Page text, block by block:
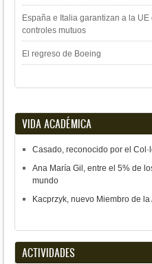
España e Italia garantizan a la
controles mutuos
El regreso de Boeing
VIDA ACADÉMICA
Casado, reconocido por el
Ana María Gil, entre el 5% de
mundo
Kacprzyk, nuevo Miembro de
ACTIVIDADES